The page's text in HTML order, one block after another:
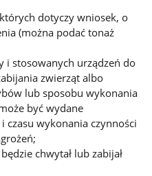
dotyczy wniosek, o
(można podać tonaż
i stosowanych urządzeń do
zwierząt albo
lub sposobu wykonania
być wydane
czasu wykonania czynności
chwytał lub zabijał